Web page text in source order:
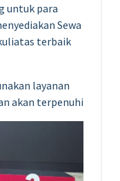
untuk para
Sewa
terbaik
layanan
akan terpenuhi